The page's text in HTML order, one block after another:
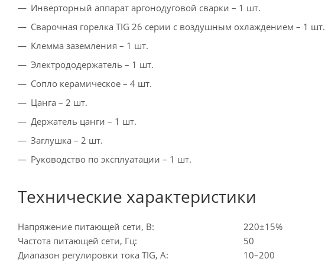
Инверторный аппарат аргонодуговой сварки – 1 шт.
Сварочная горелка TIG 26 серии с воздушным охлаждением – 1 шт.
Клемма заземления – 1 шт.
Электрододержатель – 1 шт.
Сопло керамическое – 4 шт.
Цанга – 2 шт.
Держатель цанги – 1 шт.
Заглушка – 2 шт.
Руководство по эксплуатации – 1 шт.
Технические характеристики
Напряжение питающей сети, В:
220±15%
Частота питающей сети, Гц:
50
Диапазон регулировки тока TIG, A:
10–200